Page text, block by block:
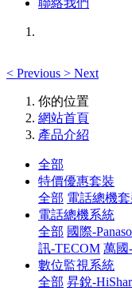
聯絡我們
< Previous > Next
你的位置
網站首頁
產品介紹
全部
特價優惠套裝
全部 電話總機
電話總機系統
全部 國際-
訊-TECOM 萬國
數位監視系統
全部 昇銳-